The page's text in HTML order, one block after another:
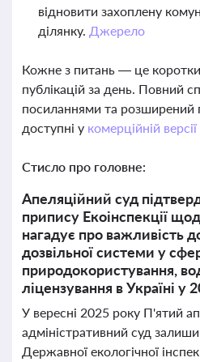
відновити захоплену
ділянку. Джерело
Кожне з питань — це
публікацій за день. Повний
посиланнями та розширений
доступні у комерційній
Стисло про головне:
Апеляційний суд
припису Екоінспекції
нагадує про важливість
дозвільної системи у
природокористування,
ліцензування в Україні у
У вересні 2025 року П'ятий
адміністративний суд
Державної екологічної